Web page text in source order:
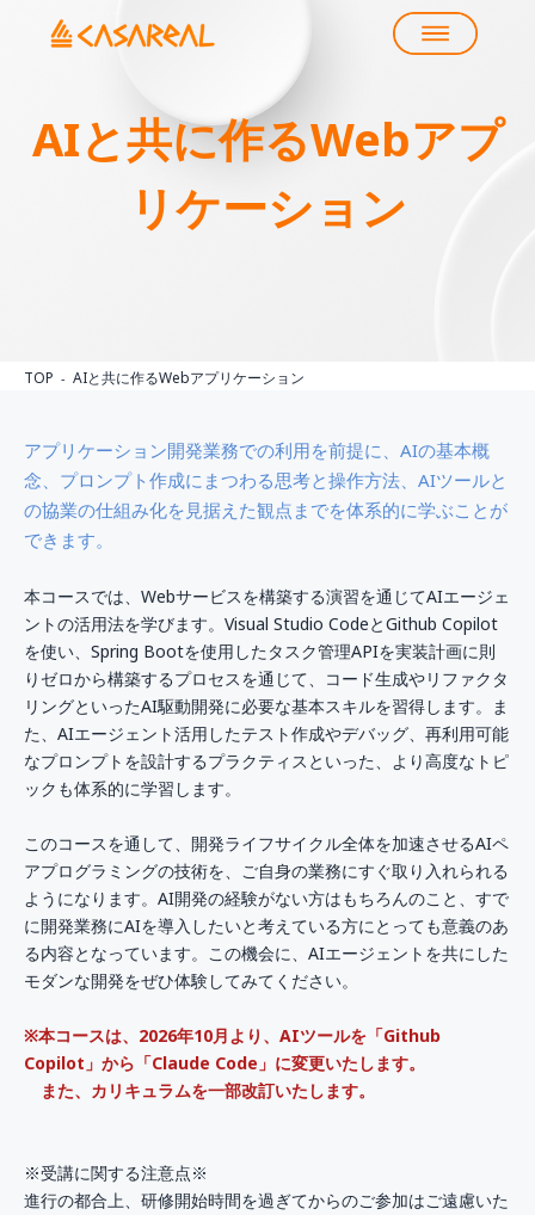
AIと共に作るWebアプ
リケーション
TOP AIと共に作るWebアプリケーション
アプリケーション開発業務での利用を前提に、AIの基本概
念、プロンプト作成にまつわる思考と操作方法、AIツールと
の協業の仕組み化を見据えた観点までを体系的に学ぶことが
できます。
本コースでは、Webサービスを構築する演習を通じてAIエージェ
ントの活用法を学びます。Visual Studio CodeとGithub Copilot
を使い、Spring Bootを使用したタスク管理APIを実装計画に則
りゼロから構築するプロセスを通じて、コード生成やリファクタ
リングといったAI駆動開発に必要な基本スキルを習得します。ま
た、AIエージェント活用したテスト作成やデバッグ、再利用可能
なプロンプトを設計するプラクティスといった、より高度なトピ
ックも体系的に学習します。
このコースを通して、開発ライフサイクル全体を加速させるAIペ
アプログラミングの技術を、ご自身の業務にすぐ取り入れられる
ようになります。AI開発の経験がない方はもちろんのこと、すで
に開発業務にAIを導入したいと考えている方にとっても意義のあ
る内容となっています。この機会に、AIエージェントを共にした
モダンな開発をぜひ体験してみてください。
※本コースは、2026年10月より、AIツールを「Github
Copilot」から「Claude Code」に変更いたします。
また、カリキュラムを一部改訂いたします。
※受講に関する注意点※
進行の都合上、研修開始時間を過ぎてからのご参加はご遠慮いた